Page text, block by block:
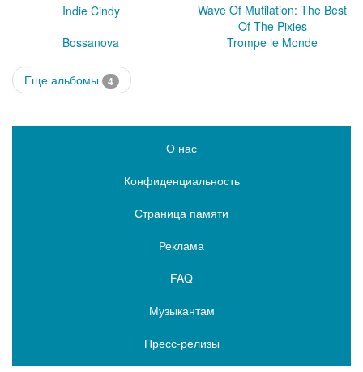
Indie Cindy
Wave Of Mutilation: The Best
Of The Pixies
Bossanova
Trompe le Monde
Еще альбомы 4
О нас
Конфиденциальность
Страница памяти
Реклама
FAQ
Музыкантам
Пресс-релизы